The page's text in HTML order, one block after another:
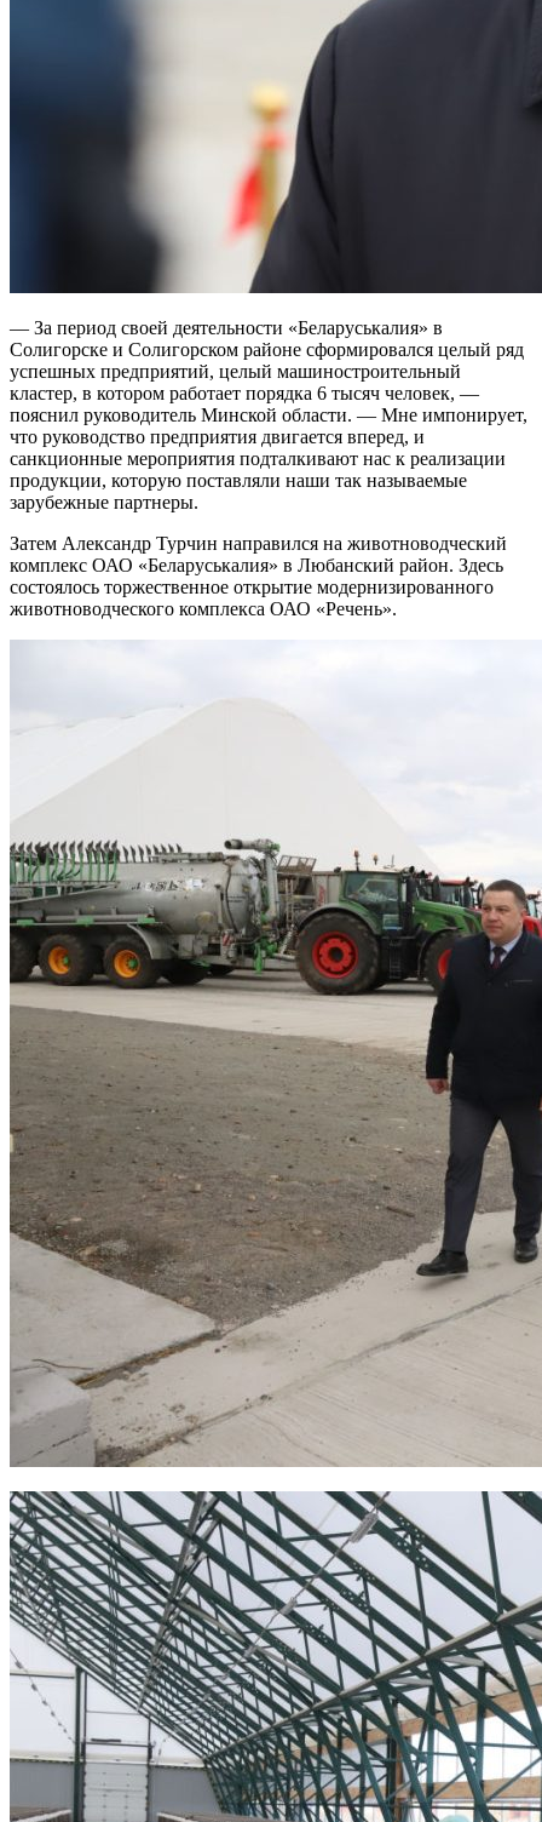
— За период своей деятельности «Беларуськалия» в
Солигорске и Солигорском районе сформировался целый ряд
успешных предприятий, целый машиностроительный
кластер, в котором работает порядка 6 тысяч человек, —
пояснил руководитель Минской области. — Мне импонирует,
что руководство предприятия двигается вперед, и
санкционные мероприятия подталкивают нас к реализации
продукции, которую поставляли наши так называемые
зарубежные партнеры.
Затем Александр Турчин направился на животноводческий
комплекс ОАО «Беларуськалия» в Любанский район. Здесь
состоялось торжественное открытие модернизированного
животноводческого комплекса ОАО «Речень».